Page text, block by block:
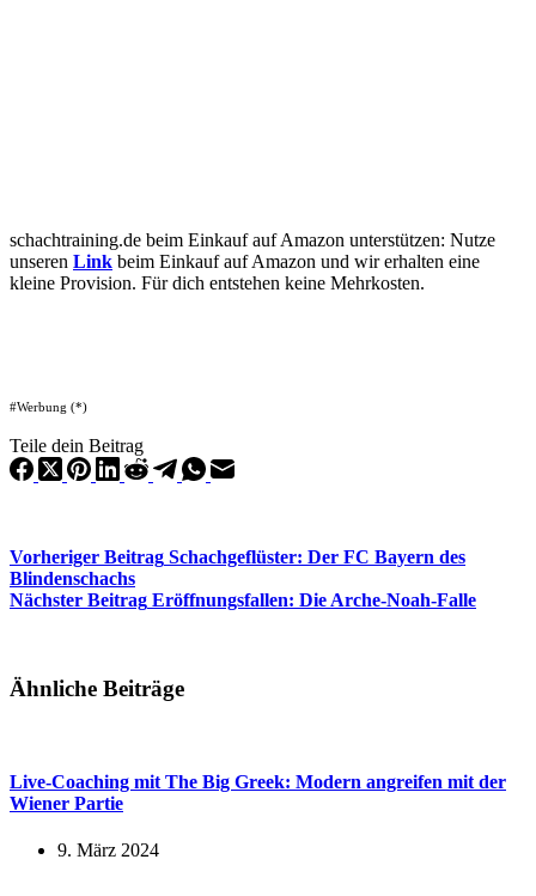
schachtraining.de beim Einkauf auf Amazon unterstützen: Nutze
unseren Link beim Einkauf auf Amazon und wir erhalten eine
kleine Provision. Für dich entstehen keine Mehrkosten.
#Werbung (*)
Teile dein Beitrag
Vorheriger Beitrag Schachgeflüster: Der FC Bayern des
Blindenschachs
Nächster Beitrag Eröffnungsfallen: Die Arche-Noah-Falle
Ähnliche Beiträge
Live-Coaching mit The Big Greek: Modern angreifen mit der
Wiener Partie
9. März 2024